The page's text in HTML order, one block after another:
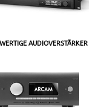
AUDIOVERSTÄRKER